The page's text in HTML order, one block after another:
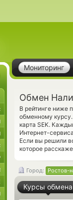
Мониторинг
Обмен
В рейтинге ниже
обменному
карта SEK.
Интернет-
Если вы решили
которое
Город: Ростов-
Курсы обмена